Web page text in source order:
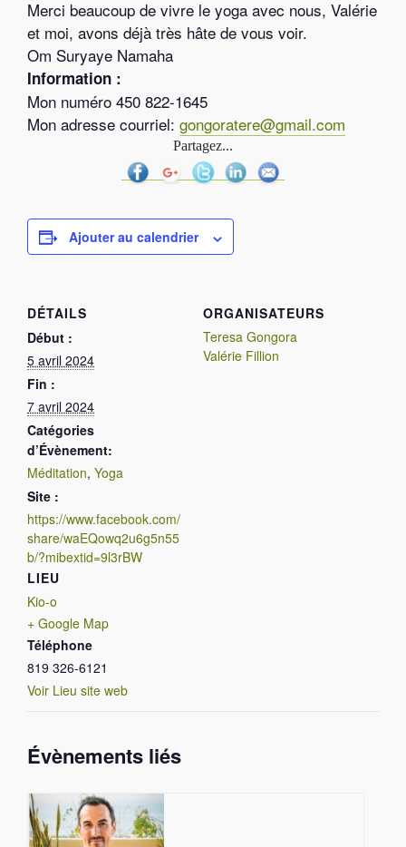
Merci beaucoup de vivre le yoga avec nous, Valérie
et moi, avons déjà très hâte de vous voir.
Om Suryaye Namaha
Information :
Mon numéro 450 822-1645
Mon adresse courriel: gongoratere@gmail.com
Partagez...
Ajouter au calendrier
DÉTAILS
Début :
5 avril 2024
Fin :
7 avril 2024
Catégories
d’Évènement:
Méditation, Yoga
Site :
https://www.facebook.com/
share/waEQowq2u6g5n55
b/?mibextid=9l3rBW
LIEU
Kio-o
+ Google Map
Téléphone
819 326-6121
Voir Lieu site web
ORGANISATEURS
Teresa Gongora
Valérie Fillion
Évènements liés